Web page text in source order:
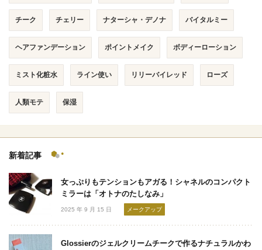
チーク チェリー ナターシャ・デノナ バイタルミー
ヘアファンデーション ポイントメイク ボディーローション
ミスト化粧水 ライン使い リリーバイレッド ローズ
人類モテ 保湿
新着記事
女っぷりもテンションもアガる！シャネルのコンパクト
ミラーは「オトナのたしなみ」
2025 年 9 月 15 日 メークアップ
Glossierのジェルクリームチークで作るナチュラルかわ